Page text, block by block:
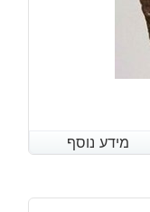
מידע נוסף
מידע נוסף